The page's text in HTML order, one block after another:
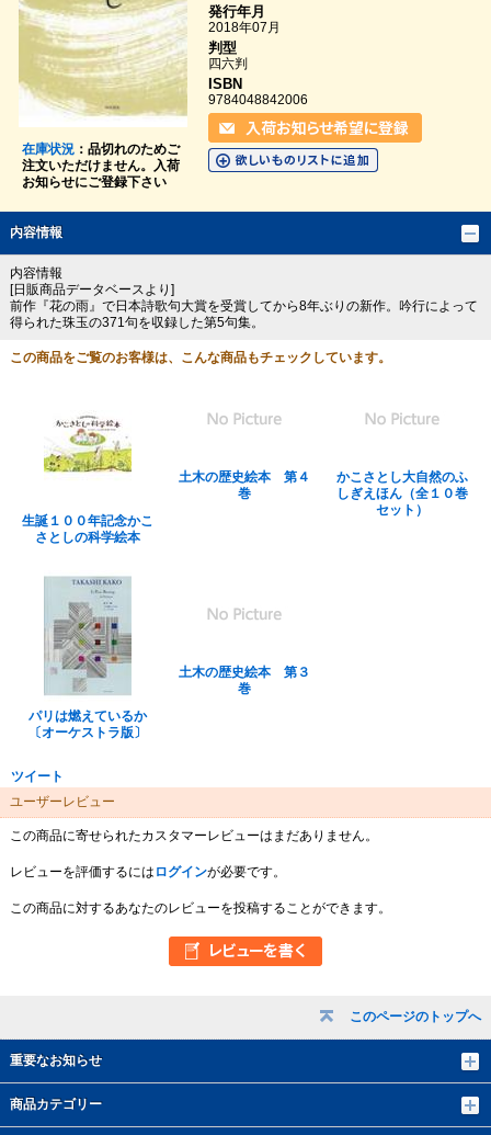
このページのトップへ
重要なお知らせ
商品カテゴリー
在庫状況：品切れのためご
注文いただけません。入荷
お知らせにご登録下さい
発行年月
2018年07月
判型
四六判
ISBN
9784048842006
内容情報
内容情報
[日販商品データベースより]
前作『花の雨』で日本詩歌句大賞を受賞してから8年ぶりの新作。吟行によって
得られた珠玉の371句を収録した第5句集。
この商品をご覧のお客様は、こんな商品もチェックしています。
生誕１００年記念かこ
さとしの科学絵本
土木の歴史絵本 第４
巻
かこさとし大自然のふ
しぎえほん（全１０巻
セット）
パリは燃えているか
〔オーケストラ版〕
土木の歴史絵本 第３
巻
ツイート
ユーザーレビュー
この商品に寄せられたカスタマーレビューはまだありません。
レビューを評価するには ログインが必要です。
この商品に対するあなたのレビューを投稿することができます。